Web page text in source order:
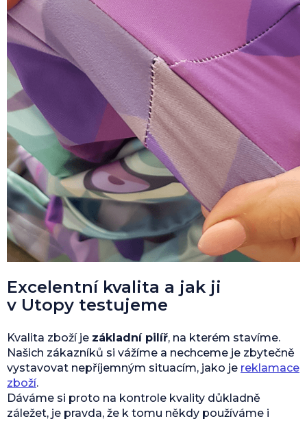
Excelentní kvalita a jak ji
v Utopy testujeme
Kvalita zboží je základní pilíř, na kterém stavíme.
Našich zákazníků si vážíme a nechceme je zbytečně
vystavovat nepříjemným situacím, jako je reklamace
zboží.
Dáváme si proto na kontrole kvality důkladně
záležet, je pravda, že k tomu někdy používáme i